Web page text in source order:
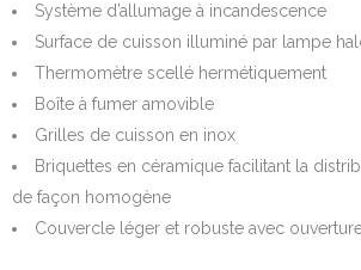
Système d’allumage à incandescence
Surface de cuisson illuminé par lampe
Thermomètre scellé hermétiquement
Boîte à fumer amovible
Grilles de cuisson en inox
Briquettes en céramique facilitant la
de façon homogène
Couvercle léger et robuste avec